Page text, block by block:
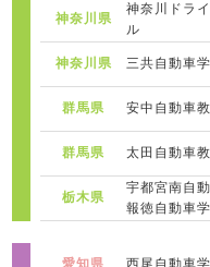
神奈川県
神奈川ドラ
ル
神奈川県 三共自動車
群馬県 安中自動車
群馬県 太田自動車
栃木県
宇都宮南自
報徳自動車学